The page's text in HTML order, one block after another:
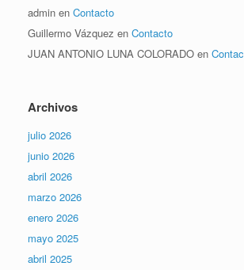
admin en Contacto
Guillermo Vázquez en Contacto
JUAN ANTONIO LUNA COLORADO en
Archivos
julio 2026
junio 2026
abril 2026
marzo 2026
enero 2026
mayo 2025
abril 2025